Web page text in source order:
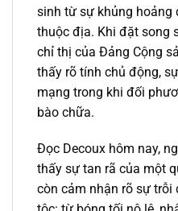
sinh từ sự khủng hoảng
thuộc địa. Khi đặt song
chỉ thị của Đảng Cộng
thấy rõ tính chủ động,
mạng trong khi đối
bào chữa.
Đọc Decoux hôm nay,
thấy sự tan rã của một
còn cảm nhận rõ sự trỗi